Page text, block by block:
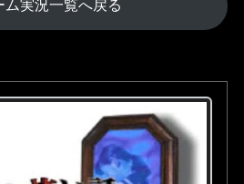
ム実況一覧へ戻る